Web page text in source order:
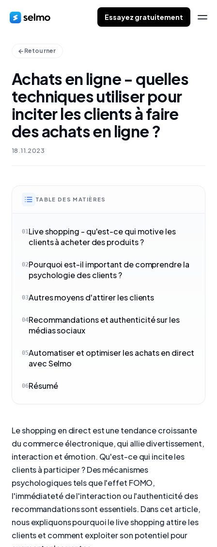
Essayez gratuitement
Retourner
Achats en ligne - quelles
techniques utiliser pour
inciter les clients à faire
des achats en ligne ?
18.11.2023
TABLE DES MATIÈRES
01Live shopping - qu'est-ce qui motive les
clients à acheter des produits ?
02Pourquoi est-il important de comprendre la
psychologie des clients ?
03Autres moyens d'attirer les clients
04Recommandations et authenticité sur les
médias sociaux
05Automatiser et optimiser les achats en direct
avec Selmo
06Résumé
Le shopping en direct est une tendance croissante
du commerce électronique, qui allie divertissement,
interaction et émotion. Qu'est-ce qui incite les
clients à participer ? Des mécanismes
psychologiques tels que l'effet FOMO,
l'immédiateté de l'interaction ou l'authenticité des
recommandations sont essentiels. Dans cet article,
nous expliquons pourquoi le live shopping attire les
clients et comment exploiter son potentiel pour